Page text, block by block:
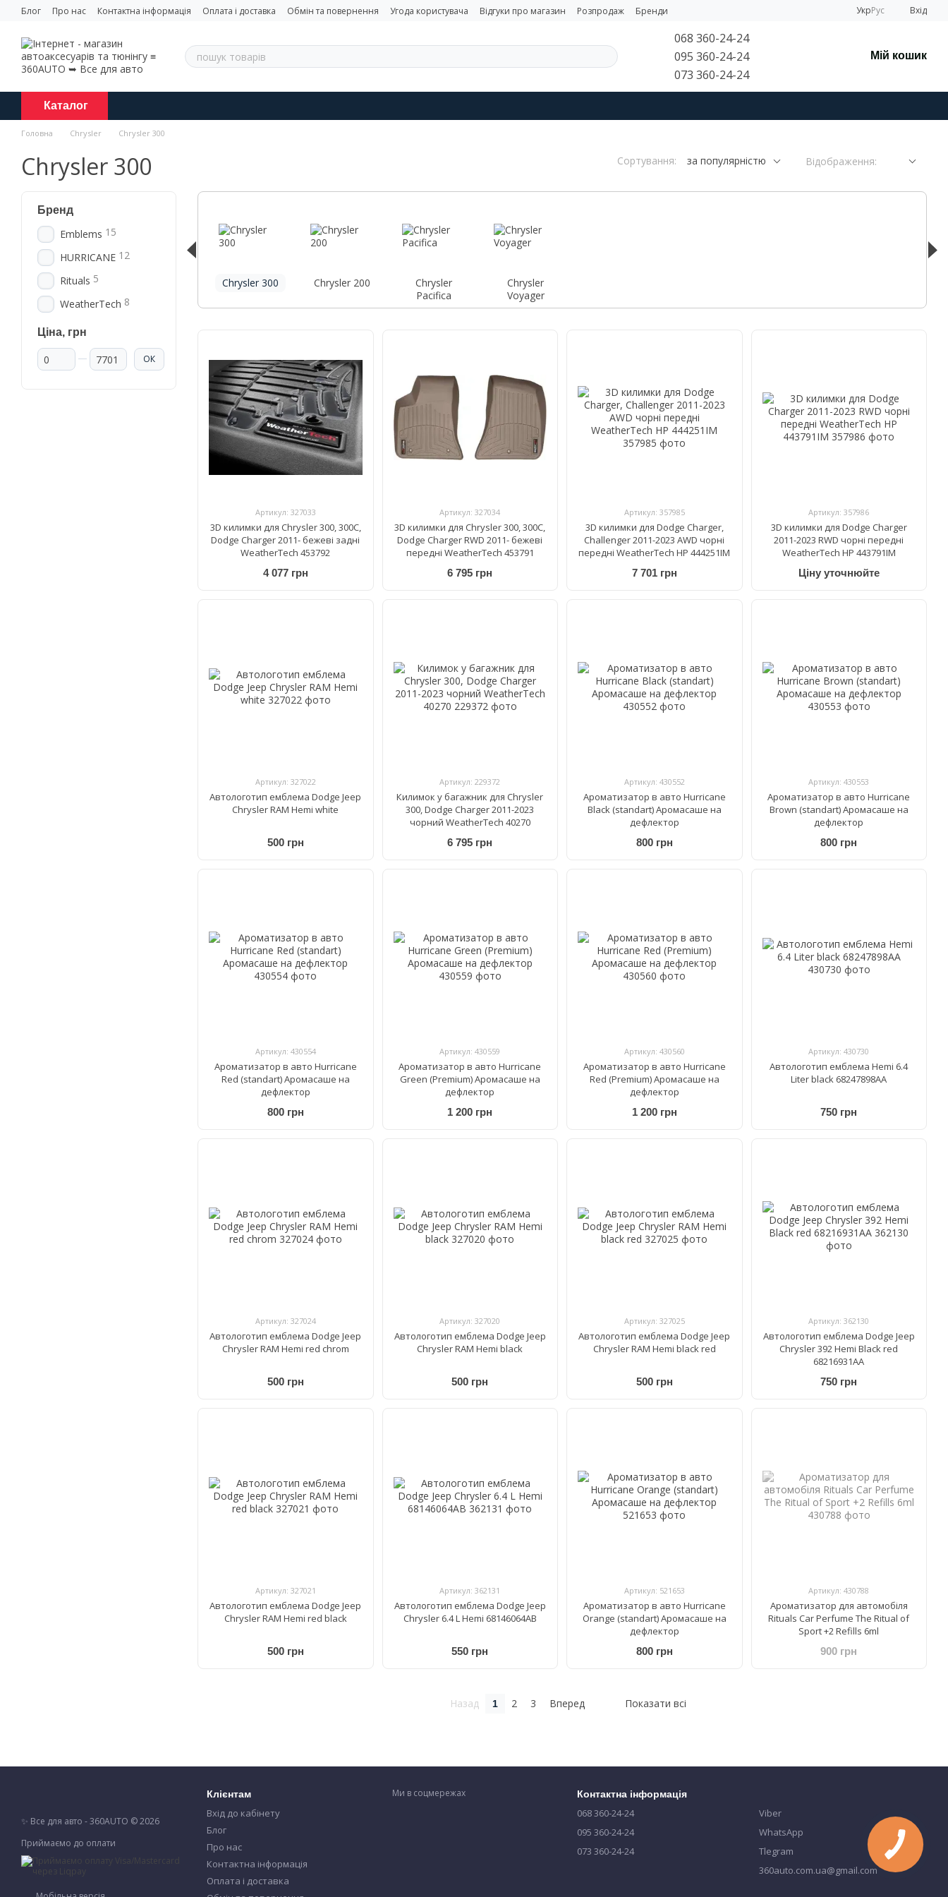
Перейти до основного контенту
Блог Про нас Контактна інформація Оплата і доставка Обмін та повернення Угода користувача Відгуки про магазин Розпродаж Бренди УкрРус Вхід
068 360-24-24
095 360-24-24
073 360-24-24
Мій кошик
Каталог
Головна Chrysler Chrysler 300
Chrysler 300 Сортування: за популярністю Відображення:
Chrysler 300 Chrysler 200
Chrysler
Pacifica
Chrysler
Voyager
Артикул: 327033
3D килимки для Chrysler 300, 300C,
Dodge Charger 2011- бежеві задні
WeatherTech 453792
4 077 грн
Артикул: 327034
3D килимки для Chrysler 300, 300C,
Dodge Charger RWD 2011- бежеві
передні WeatherTech 453791
6 795 грн
Артикул: 357985
3D килимки для Dodge Charger,
Challenger 2011-2023 AWD чорні
передні WeatherTech HP 444251IM
7 701 грн
Артикул: 357986
3D килимки для Dodge Charger
2011-2023 RWD чорні передні
WeatherTech HP 443791IM
Ціну уточнюйте
Артикул: 327022
Автологотип емблема Dodge Jeep
Chrysler RAM Hemi white
500 грн
Артикул: 229372
Килимок у багажник для Chrysler
300, Dodge Charger 2011-2023
чорний WeatherTech 40270
6 795 грн
Артикул: 430552
Ароматизатор в авто Hurricane
Black (standart) Аромасаше на
дефлектор
800 грн
Артикул: 430553
Ароматизатор в авто Hurricane
Brown (standart) Аромасаше на
дефлектор
800 грн
Артикул: 430554
Ароматизатор в авто Hurricane
Red (standart) Аромасаше на
дефлектор
800 грн
Артикул: 430559
Ароматизатор в авто Hurricane
Green (Premium) Аромасаше на
дефлектор
1 200 грн
Артикул: 430560
Ароматизатор в авто Hurricane
Red (Premium) Аромасаше на
дефлектор
1 200 грн
Артикул: 430730
Автологотип емблема Hemi 6.4
Liter black 68247898AA
750 грн
Артикул: 327024
Автологотип емблема Dodge Jeep
Chrysler RAM Hemi red chrom
500 грн
Артикул: 327020
Автологотип емблема Dodge Jeep
Chrysler RAM Hemi black
500 грн
Артикул: 327025
Автологотип емблема Dodge Jeep
Chrysler RAM Hemi black red
500 грн
Артикул: 362130
Автологотип емблема Dodge Jeep
Chrysler 392 Hemi Black red
68216931AA
750 грн
Артикул: 327021
Автологотип емблема Dodge Jeep
Chrysler RAM Hemi red black
500 грн
Артикул: 362131
Автологотип емблема Dodge Jeep
Chrysler 6.4 L Hemi 68146064AB
550 грн
Артикул: 521653
Ароматизатор в авто Hurricane
Orange (standart) Аромасаше на
дефлектор
800 грн
Артикул: 430788
Ароматизатор для автомобіля
Rituals Car Perfume The Ritual of
Sport +2 Refills 6ml
900 грн
Назад 1 2 3 Вперед Показати всі
Бренд
Emblems 15
HURRICANE 12
Rituals 5
WeatherTech 8
Ціна, грн
Від Ціна, грн
До Ціна, грн ОК
✨ Все для авто - 360AUTO © 2026
Приймаємо до оплати
Клієнтам
Вхід до кабінету
Блог
Про нас
Контактна інформація
Оплата і доставка
Ми в соцмережах Контактна інформація
068 360-24-24
095 360-24-24
073 360-24-24
Viber
WhatsApp
Tlegram
360auto.com.ua@gmail.com